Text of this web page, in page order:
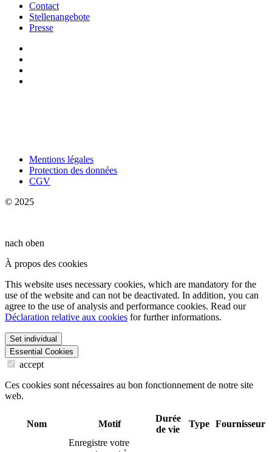
Contact
Stellenangebote
Presse
Mentions légales
Protection des données
CGV
© 2025
nach oben
À propos des cookies
This website uses necessary cookies, which are mandatory for the
use of the website and can not be deactivated. In addition, you can
agree to the use of analysis and performance cookies. Read our
Déclaration relative aux cookies for further informations.
Set individual
Essential Cookies
accept
Ces cookies sont nécessaires au bon fonctionnement de notre site
web.
Nom Motif
Durée
de vie
Type Fournisseur
Enregistre votre